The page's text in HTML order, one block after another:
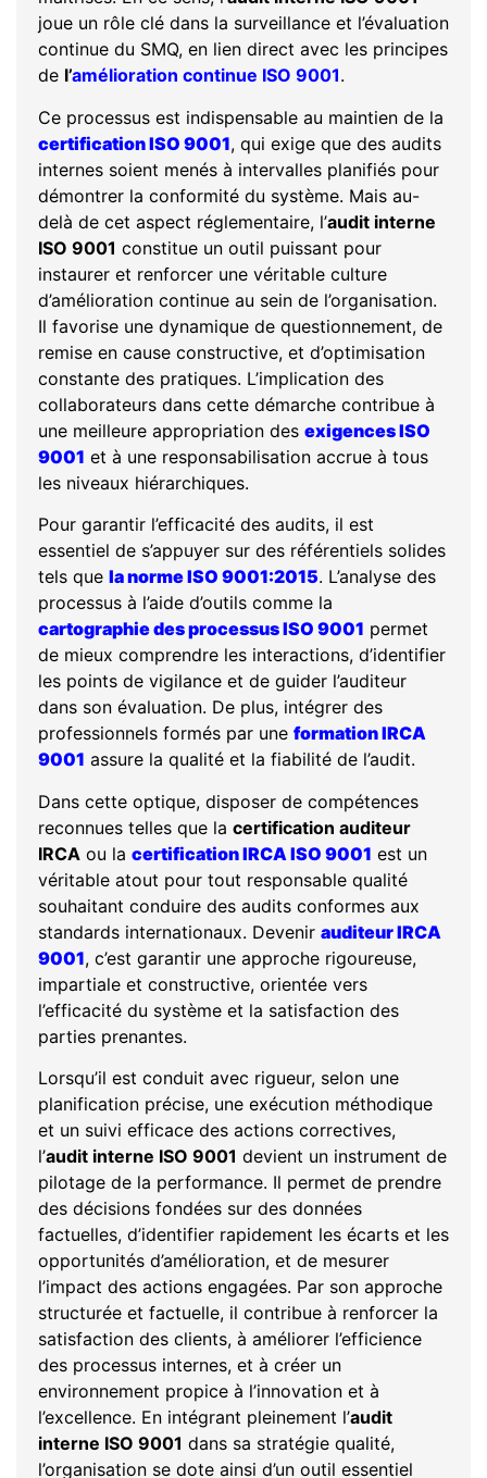
joue un rôle clé dans la surveillance et l’évaluation
continue du SMQ, en lien direct avec les principes
de l’amélioration continue ISO 9001.
Ce processus est indispensable au maintien de la
certification ISO 9001, qui exige que des audits
internes soient menés à intervalles planifiés pour
démontrer la conformité du système. Mais au-
delà de cet aspect réglementaire, l’audit interne
ISO 9001 constitue un outil puissant pour
instaurer et renforcer une véritable culture
d’amélioration continue au sein de l’organisation.
Il favorise une dynamique de questionnement, de
remise en cause constructive, et d’optimisation
constante des pratiques. L’implication des
collaborateurs dans cette démarche contribue à
une meilleure appropriation des exigences ISO
9001 et à une responsabilisation accrue à tous
les niveaux hiérarchiques.
Pour garantir l’efficacité des audits, il est
essentiel de s’appuyer sur des référentiels solides
tels que la norme ISO 9001:2015. L’analyse des
processus à l’aide d’outils comme la
cartographie des processus ISO 9001 permet
de mieux comprendre les interactions, d’identifier
les points de vigilance et de guider l’auditeur
dans son évaluation. De plus, intégrer des
professionnels formés par une formation IRCA
9001 assure la qualité et la fiabilité de l’audit.
Dans cette optique, disposer de compétences
reconnues telles que la certification auditeur
IRCA ou la certification IRCA ISO 9001 est un
véritable atout pour tout responsable qualité
souhaitant conduire des audits conformes aux
standards internationaux. Devenir auditeur IRCA
9001, c’est garantir une approche rigoureuse,
impartiale et constructive, orientée vers
l’efficacité du système et la satisfaction des
parties prenantes.
Lorsqu’il est conduit avec rigueur, selon une
planification précise, une exécution méthodique
et un suivi efficace des actions correctives,
l’audit interne ISO 9001 devient un instrument de
pilotage de la performance. Il permet de prendre
des décisions fondées sur des données
factuelles, d’identifier rapidement les écarts et les
opportunités d’amélioration, et de mesurer
l’impact des actions engagées. Par son approche
structurée et factuelle, il contribue à renforcer la
satisfaction des clients, à améliorer l’efficience
des processus internes, et à créer un
environnement propice à l’innovation et à
l’excellence. En intégrant pleinement l’audit
interne ISO 9001 dans sa stratégie qualité,
l’organisation se dote ainsi d’un outil essentiel